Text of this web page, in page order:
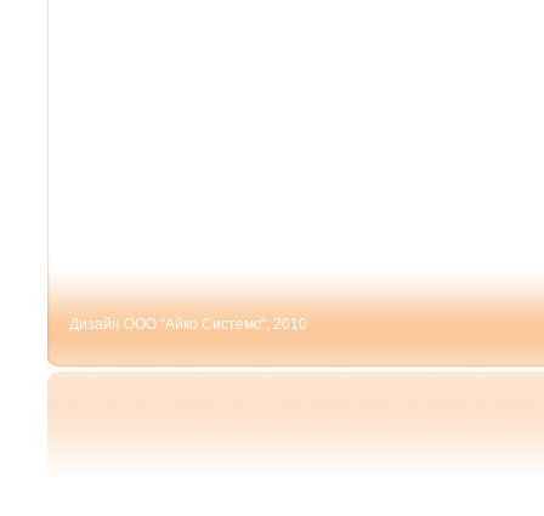
Дизайн ООО "Айко Системс", 2010